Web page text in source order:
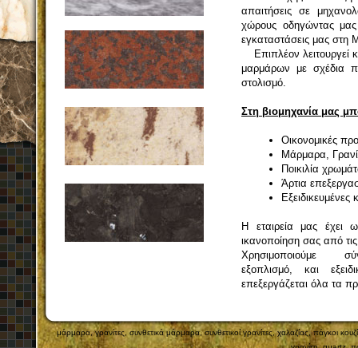
απαιτήσεις σε
χώρους οδηγώντας μας
εγκαταστάσεις μας στη
Επιπλέον λειτουργεί
μαρμάρων με σχέδια
στολισμό.
Στη βιομηχανία μας
Οικονομικές
Μάρμαρα,
Ποικιλία
Άρτια
Εξειδικευμένες
Η εταιρεία μας έχει
ικανοποίηση σας από
Χρησιμοποιούμε
εξοπλισμό, και
επεξεργάζεται όλα τα
μάρμαρα, γρανίτες, συνθετικά μάρμαρα, συνθετικοί γρανίτες, χαλαζίας, πάγκοι